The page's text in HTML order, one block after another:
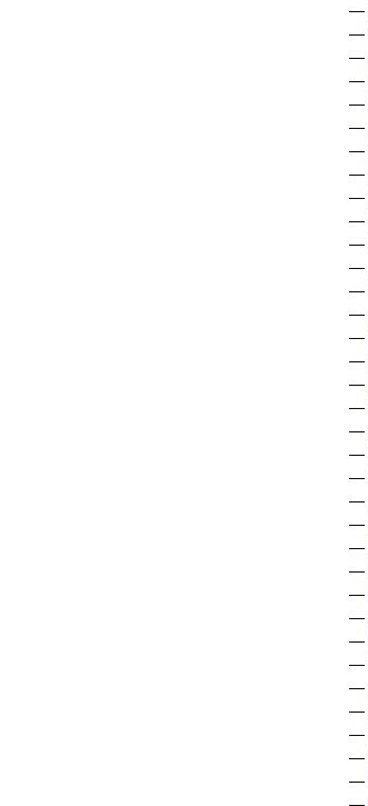
—
—
—
—
—
—
—
—
—
—
—
—
—
—
—
—
—
—
—
—
—
—
—
—
—
—
—
—
—
—
—
—
—
—